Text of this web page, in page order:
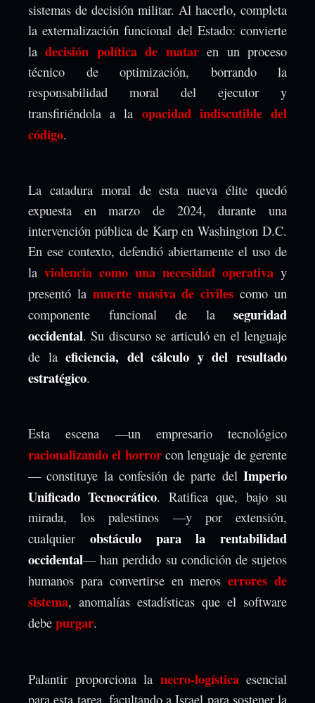
sistemas de decisión militar. Al hacerlo, completa
la externalización funcional del Estado: convierte
ladecisión política de mataren un proceso
técnico de optimización, borrando la
responsabilidad moral del ejecutor y
transfiriéndola a la opacidad indiscutible del
código.
La catadura moral de esta nueva élite quedó
expuesta en marzo de 2024, durante una
intervención pública de Karp en Washington D.C.
En ese contexto, defendió abiertamente el uso de
la violencia como una necesidad operativa y
presentó la muerte masiva de civiles como un
componente funcional de la seguridad
occidental. Su discurso se articuló en el lenguaje
de laeficiencia, del cálculo y del resultado
estratégico.
Esta escena —un empresario tecnológico
racionalizando el horrorcon lenguaje de gerente
— constituye la confesión de parte del Imperio
Unificado Tecnocrático. Ratifica que, bajo su
mirada, los palestinos —y por extensión,
cualquier obstáculo para la rentabilidad
occidental— han perdido su condición de sujetos
humanos para convertirse en meroserrores de
sistema, anomalías estadísticas que el software
debe purgar.
Palantir proporciona la necro-logísticaesencial
para esta tarea, facultando a Israel para sostener la